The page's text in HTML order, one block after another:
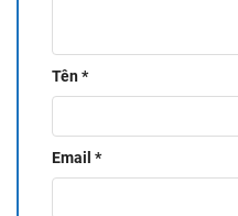
Thiết kế tay nâng linh hoạt
Tên*
Email *